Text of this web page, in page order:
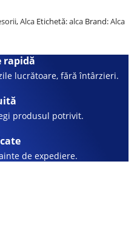
,Alca Etichetă:alca Brand:Alca
rapidă
lucrătoare, fără întârzieri.
produsul potrivit.
de expediere.